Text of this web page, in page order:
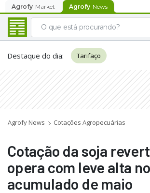
Agrofy Market Agrofy News
Destaque do dia: Tarifaço
Agrofy News Cotações Agropecuárias
Cotação da soja
opera com leve alta no
acumulado de maio